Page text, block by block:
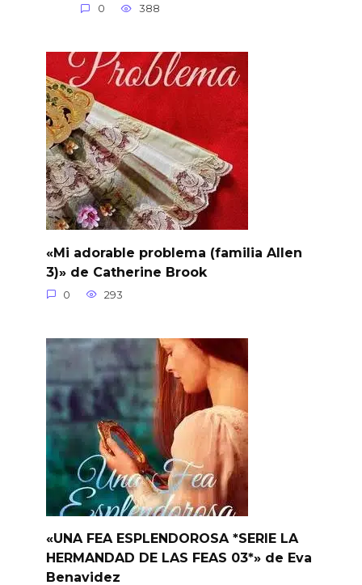
0 388
«Mi adorable problema (familia Allen
3)» de Catherine Brook
0 293
«UNA FEA ESPLENDOROSA *SERIE LA
HERMANDAD DE LAS FEAS 03*» de Eva
Benavidez